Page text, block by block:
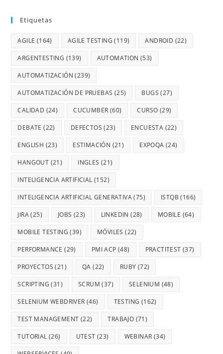
Etiquetas
AGILE (164) AGILE TESTING (119) ANDROID (22)
ARGENTESTING (139) AUTOMATION (53)
AUTOMATIZACIÓN (239)
AUTOMATIZACIÓN DE PRUEBAS (25) BUGS (27)
CALIDAD (24) CUCUMBER (60) CURSO (29)
DEBATE (22) DEFECTOS (23) ENCUESTA (22)
ENGLISH (23) ESTIMACIÓN (21) EXPOQA (24)
HANGOUT (21) INGLES (21)
INTELIGENCIA ARTIFICIAL (152)
INTELIGENCIA ARTIFICIAL GENERATIVA(75) ISTQB (166)
JIRA(25) JOBS (23) LINKEDIN (28) MOBILE (64)
MOBILE TESTING (39) MÓVILES (22)
PERFORMANCE (29) PMI ACP (48) PRACTITEST (37)
PROYECTOS (21) QA (22) RUBY (72)
SCRIPTING (31) SCRUM (37) SELENIUM (48)
SELENIUM WEBDRIVER (46) TESTING (162)
TEST MANAGEMENT (22) TRABAJO (71)
TUTORIAL (26) UTEST (23) WEBINAR (34)